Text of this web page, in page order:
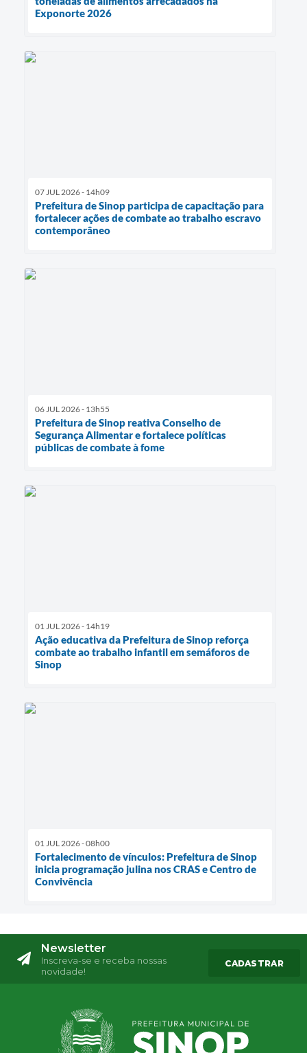
Exponorte 2026
07 JUL 2026 - 14h09
Prefeitura de Sinop participa de capacitação para
fortalecer ações de combate ao trabalho escravo
contemporâneo
06 JUL 2026 - 13h55
Prefeitura de Sinop reativa Conselho de
Segurança Alimentar e fortalece políticas
públicas de combate à fome
01 JUL 2026 - 14h19
Ação educativa da Prefeitura de Sinop reforça
combate ao trabalho infantil em semáforos de
Sinop
01 JUL 2026 - 08h00
Fortalecimento de vínculos: Prefeitura de Sinop
inicia programação julina nos CRAS e Centro de
Convivência
Newsletter
Inscreva-se e receba nossas
novidade!
CADASTRAR